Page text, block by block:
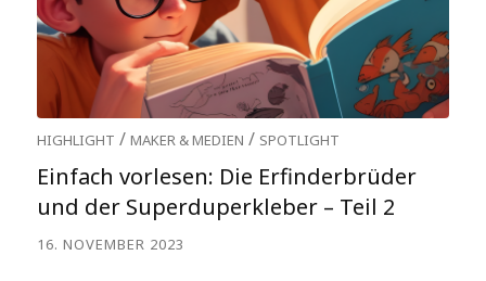
HIGHLIGHT / MAKER & MEDIEN / SPOTLIGHT
Einfach vorlesen: Die Erfinderbrüder
und der Superduperkleber – Teil 2
16. NOVEMBER 2023